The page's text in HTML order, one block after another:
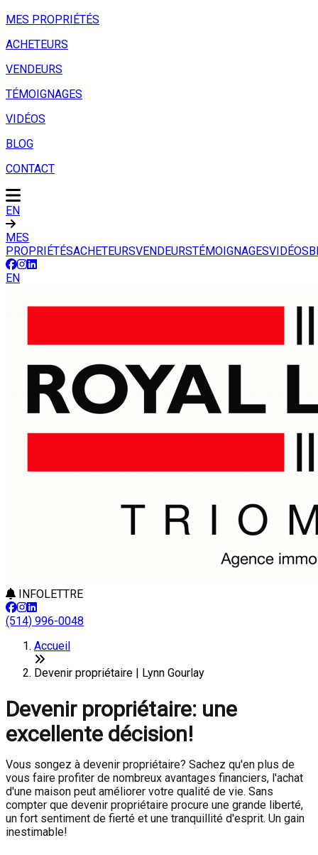
MES PROPRIÉTÉS
ACHETEURS
VENDEURS
TÉMOIGNAGES
VIDÉOS
BLOG
CONTACT
EN
MES
PROPRIÉTÉSACHETEURSVENDEURSTÉMOIGNAGESVIDÉOS
EN
INFOLETTRE
(514) 996-0048
Accueil
Devenir propriétaire | Lynn Gourlay
Devenir propriétaire: une
excellente décision!
Vous songez à devenir propriétaire? Sachez qu'en plus de
vous faire profiter de nombreux avantages financiers, l'achat
d'une maison peut améliorer votre qualité de vie. Sans
compter que devenir propriétaire procure une grande liberté,
un fort sentiment de fierté et une tranquillité d'esprit. Un gain
inestimable!